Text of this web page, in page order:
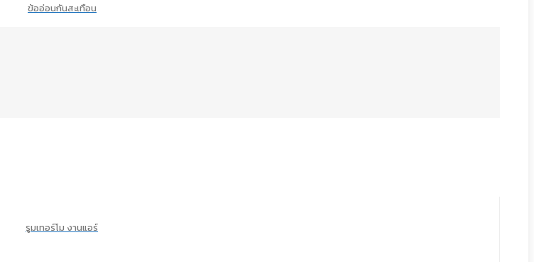
ข้ออ่อนกันสะเทือน
รูมเทอร์โม งานแอร์